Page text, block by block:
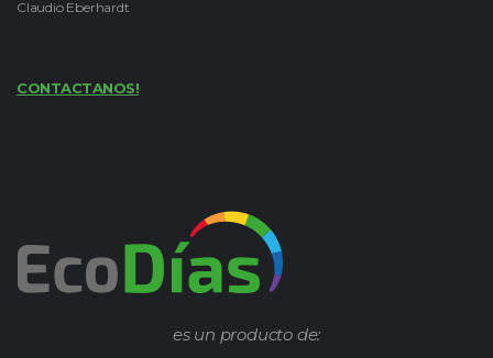
Claudio Eberhardt
CONTACTANOS!
es un producto de: